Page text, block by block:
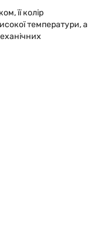
її колір
температури, а